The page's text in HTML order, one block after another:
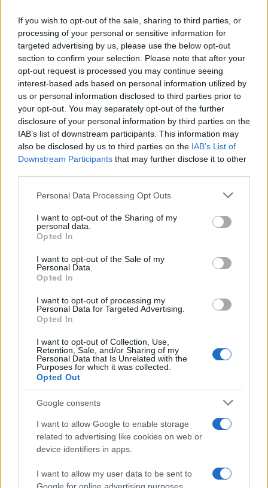
If you wish to opt-out of the sale, sharing to third parties, or
processing of your personal or sensitive information for
targeted advertising by us, please use the below opt-out
section to confirm your selection. Please note that after your
opt-out request is processed you may continue seeing
interest-based ads based on personal information utilized by
us or personal information disclosed to third parties prior to
your opt-out. You may separately opt-out of the further
disclosure of your personal information by third parties on the
IAB’s list of downstream participants. This information may
also be disclosed by us to third parties on the IAB’s List of
Downstream Participants that may further disclose it to other
Please note that this website/app uses one or more Google
not limited to your visit or usage behaviour. You may click to
grant or deny consent to Google and its third-party tags to
use your data for below specified purposes in below Google
consent section.
Personal Data Processing Opt Outs
I want to opt-out of the Sharing of my
personal data.
Opted In
I want to opt-out of the Sale of my
Personal Data.
Opted In
I want to opt-out of processing my
Personal Data for Targeted Advertising.
Opted In
I want to opt-out of Collection, Use,
Retention, Sale, and/or Sharing of my
Personal Data that Is Unrelated with the
Purposes for which it was collected.
Opted Out
Google consents
I want to allow Google to enable storage
related to advertising like cookies on web or
device identifiers in apps.
I want to allow my user data to be sent to
GUIDE SHOPPING
Come risparmiare nei giorni festivi al centro
commerciale senza code e acquisti impulsivi
Davide Ferraro · 6 Ago 2026
GUIDE SHOPPING